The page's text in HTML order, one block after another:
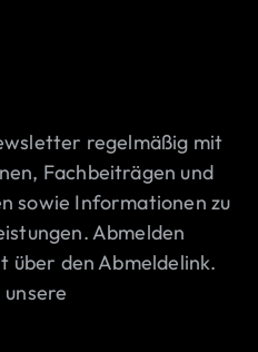
regelmäßig mit
Fachbeiträgen und
sowie Informationen zu
Abmelden
über den Abmeldelink.